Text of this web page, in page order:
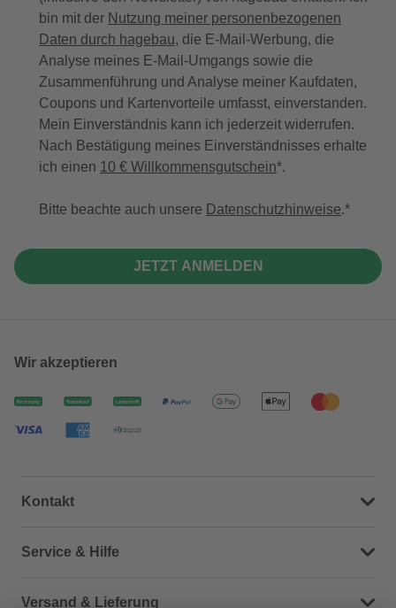
bin mit der Nutzung meiner personenbezogenen
Daten durch hagebau, die E-Mail-Werbung, die
Analyse meines E-Mail-Umgangs sowie die
Zusammenführung und Analyse meiner Kaufdaten,
Coupons und Kartenvorteile umfasst, einverstanden.
Mein Einverständnis kann ich jederzeit widerrufen.
Nach Bestätigung meines Einverständnisses erhalte
ich einen 10 € Willkommensgutschein*.
Bitte beachte auch unsere Datenschutzhinweise.
JETZT ANMELDEN
Wir akzeptieren
Kontakt
Dein Kontakt zu uns
Service & Hilfe
Häufige Fragen (FAQ)
Versand & Lieferung